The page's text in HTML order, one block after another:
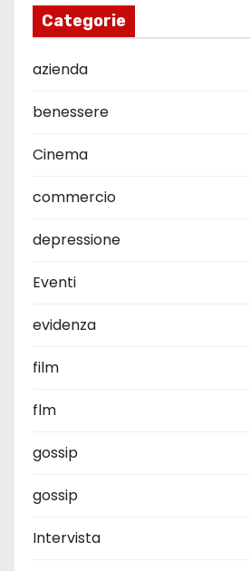
Categorie
azienda
benessere
Cinema
commercio
depressione
Eventi
evidenza
film
flm
gossip
gossip
Intervista